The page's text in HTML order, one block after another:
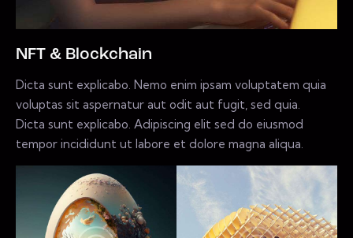
NFT & Blockchain
Dicta sunt explicabo. Nemo enim ipsam voluptatem quia
voluptas sit aspernatur aut odit aut fugit, sed quia.
Dicta sunt explicabo. Adipiscing elit sed do eiusmod
tempor incididunt ut labore et dolore magna aliqua.